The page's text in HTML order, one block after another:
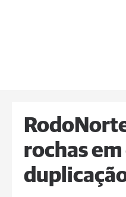
rochas